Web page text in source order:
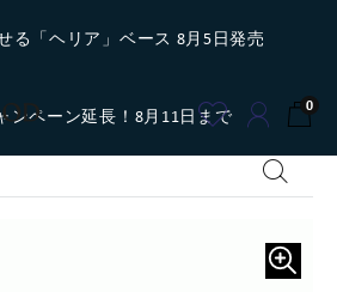
る「ヘリア」ベース 8月5日発売
ンペーン延長！8月11日まで 0